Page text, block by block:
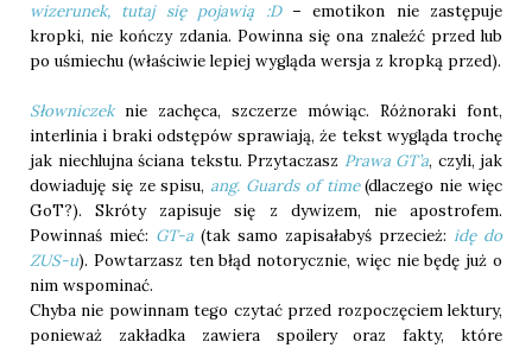
wizerunek, tutaj się pojawią :D– emotikon nie zastępuje
kropki, nie kończy zdania. Powinna się ona znaleźć przed lub
po uśmiechu (właściwie lepiej wygląda wersja z kropką przed).
Słowniczek nie zachęca, szczerze mówiąc. Różnoraki font,
interlinia i braki odstępów sprawiają, że tekst wygląda trochę
jak niechlujna ściana tekstu. Przytaczasz Prawa GT’a, czyli, jak
dowiaduję się ze spisu, ang. Guards of time(dlaczego nie więc
GoT?). Skróty zapisuje się z dywizem, nie apostrofem.
Powinnaś mieć: GT-a (tak samo zapisałabyś przecież: idę do
ZUS-u). Powtarzasz ten błąd notorycznie, więc nie będę już o
nim wspominać.
Chyba nie powinnam tego czytać przed rozpoczęciem lektury,
ponieważ zakładka zawiera spoilery oraz fakty, które